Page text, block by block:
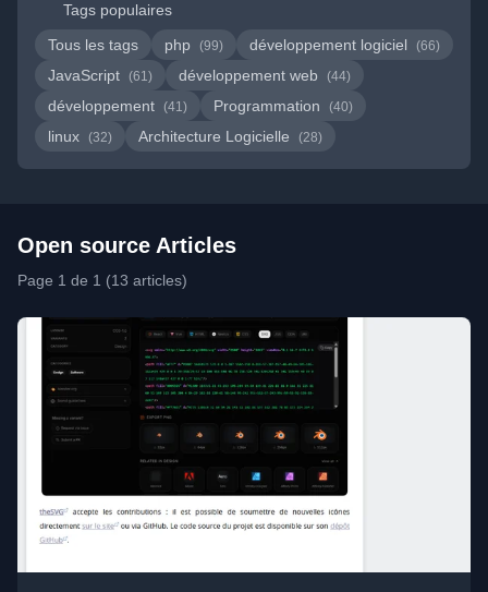
Tags populaires
Tous les tags
php (99) développement logiciel (66)
JavaScript (61) développement web (44)
développement (41) Programmation (40)
linux (32) Architecture Logicielle (28)
Open source Articles
Page 1 de 1 (13 articles)